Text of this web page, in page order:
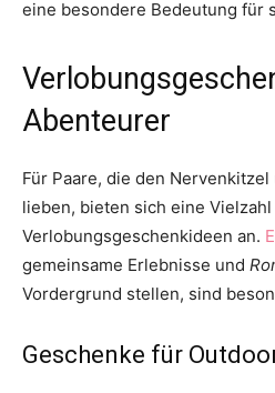
eine besondere Bedeutung für
Abenteurer
Für Paare, die den
lieben, bieten sich eine
Verlobungsgeschenkideen an.
gemeinsame Erlebnisse und
Vordergrund stellen, sind
Geschenke für